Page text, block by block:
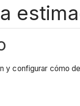
y configurar cómo